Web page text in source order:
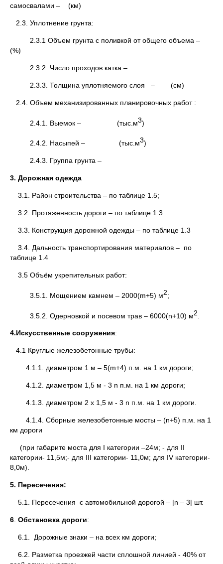
самосвалами – (км)
2.3. Уплотнение грунта:
2.3.1 Объем грунта с поливкой от общего объема –
(%)
2.3.2. Число проходов катка –
2.3.3. Толщина уплотняемого слоя – (см)
2.4. Объем механизированных планировочных работ :
2.4.1. Выемок – (тыс.м3)
2.4.2. Насыпей – (тыс.м3)
2.4.3. Группа грунта –
3. Дорожная одежда
3.1. Район строительства – по таблице 1.5;
3.2. Протяженность дороги – по таблице 1.3
3.3. Конструкция дорожной одежды – по таблице 1.3
3.4. Дальность транспортирования материалов – по
таблице 1.4
3.5 Объём укрепительных работ:
3.5.1. Мощением камнем – 2000(m+5) м2;
3.5.2. Одерновкой и посевом трав – 6000(n+10) м2
4.Искусственные сооружения:
4.1 Круглые железобетонные трубы:
4.1.1. диаметром 1 м – 5(m+4) п.м. на 1 км дороги;
4.1.2. диаметром 1,5 м - 3 n п.м. на 1 км дороги;
4.1.3. диаметром 2 х 1,5 м - 3 n п.м. на 1 км дороги.
4.1.4. Сборные железобетонные мосты – (n+5) п.м. на 1
км дороги
(при габарите моста для I категории –24м; - для II
категории- 11,5м;- для III категории- 11,0м; для IV категории-
8,0м).
5. Пересечения:
5.1. Пересечения с автомобильной дорогой – |n – 3| шт.
6. Обстановка дороги:
6.1. Дорожные знаки – на всех км дороги;
6.2. Разметка проезжей части сплошной линией - 40% от